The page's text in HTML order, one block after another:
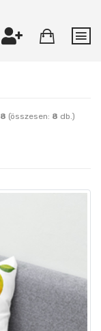
8 (összesen: 8 db.)